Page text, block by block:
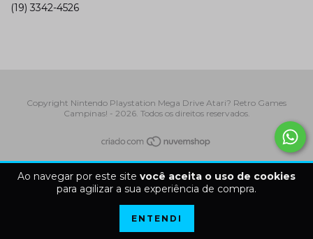
Ao navegar por este site você aceita o uso de cookies
para agilizar a sua experiência de compra.
ENTENDI
(19) 3342-4526
Copyright Nintendo Playstation Mega Drive Atari? Retro Games
Campinas! - 2026. Todos os direitos reservados.